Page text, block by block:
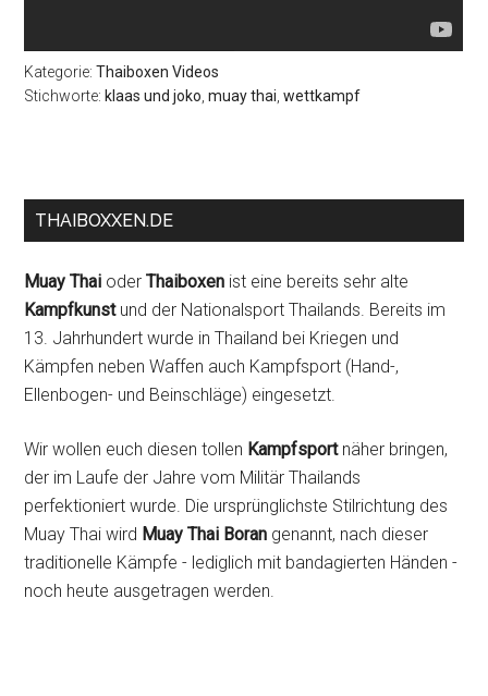
Kategorie:Thaiboxen Videos
Stichworte: klaas und joko ,muay thai ,wettkampf
THAIBOXXEN.DE
Muay Thai oderThaiboxen ist eine bereits sehr alte
Kampfkunstund der Nationalsport Thailands. Bereits im
13. Jahrhundert wurde in Thailand bei Kriegen und
Kämpfen neben Waffen auch Kampfsport (Hand-,
Ellenbogen- und Beinschläge) eingesetzt.
Wir wollen euch diesen tollen Kampfsportnäher bringen,
der im Laufe der Jahre vom Militär Thailands
perfektioniert wurde. Die ursprünglichste Stilrichtung des
Muay Thai wird Muay Thai Boran genannt, nach dieser
traditionelle Kämpfe - lediglich mit bandagierten Händen -
noch heute ausgetragen werden.